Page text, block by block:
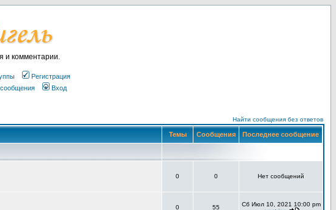
и комментарии.
Регистрация
Вход
Найти сообщения без ответов
Темы Сообщения Последнее сообщение
0 0 Нет сообщений
0 55
Сб Июл 10, 2021 10:00 pm